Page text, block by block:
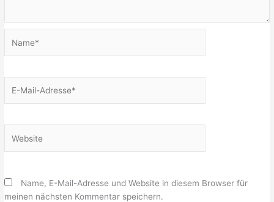
Mail-
Name, E-Mail-Adresse und Website in diesem Browser für
meinen nächsten Kommentar speichern.